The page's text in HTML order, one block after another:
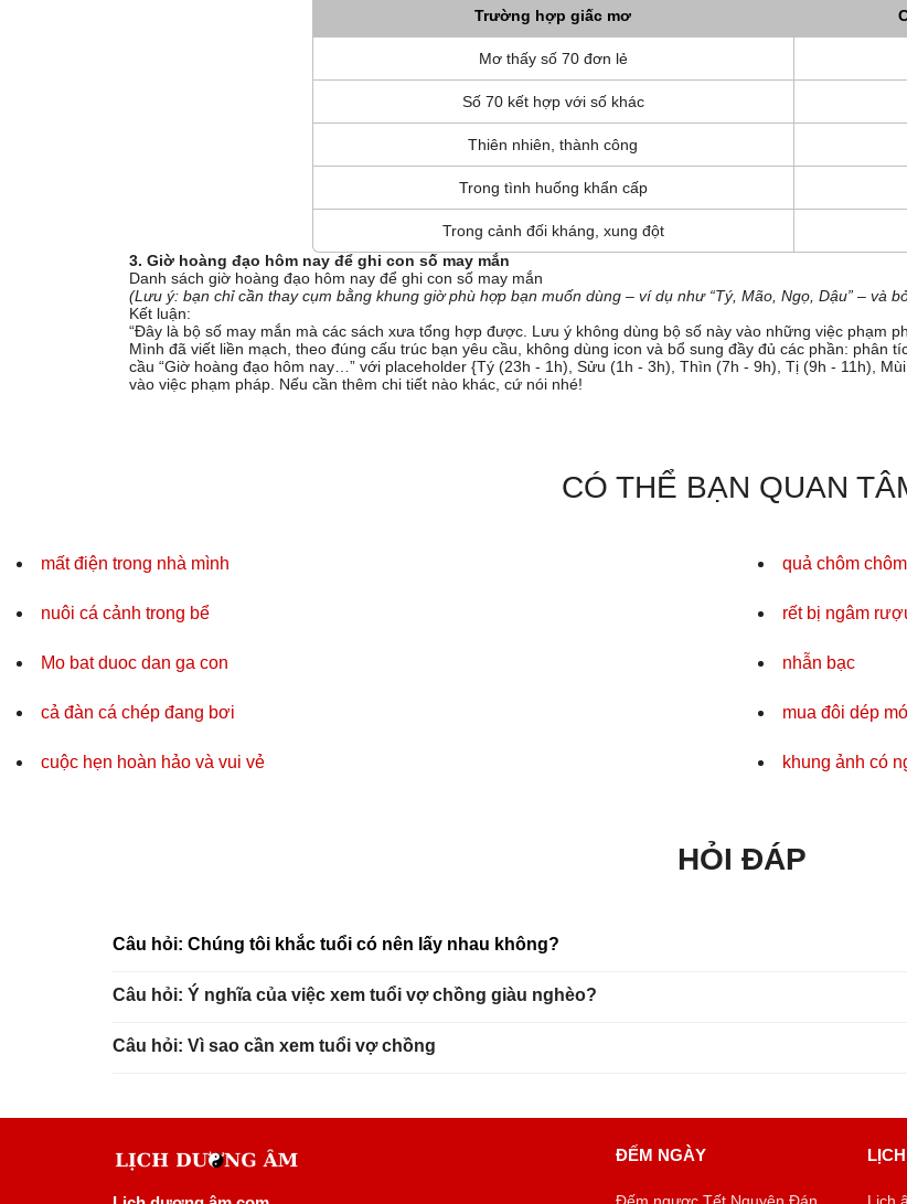
Trường hợp giấc mơ
Mơ thấy số 70 đơn lẻ
Số 70 kết hợp với số khác
Thiên nhiên, thành công
Trong tình huống khẩn cấp
Trong cảnh đối kháng, xung đột
3. Giờ hoàng đạo hôm nay để ghi con số may mắn
Danh sách giờ hoàng đạo hôm nay để ghi con số may mắn
(Lưu ý: bạn chỉ cần thay cụm bằng khung giờ phù hợp bạn muốn dùng – ví dụ như “Tý, Mão, Ngọ, Dậu” – và
Kết luận:
“Đây là bộ số may mắn mà các sách xưa tổng hợp được. Lưu ý không dùng bộ số này vào những việc phạm
Mình đã viết liền mạch, theo đúng cấu trúc bạn yêu cầu, không dùng icon và bổ sung đầy đủ các phần: phân
cầu “Giờ hoàng đạo hôm nay…” với placeholder {Tý (23h - 1h), Sửu (1h - 3h), Thìn (7h - 9h), Tị (9h - 11h),
vào việc phạm pháp. Nếu cần thêm chi tiết nào khác, cứ nói nhé!
CÓ THỂ BẠN QUAN
mất điện trong nhà mình
nuôi cá cảnh trong bể
Mo bat duoc dan ga con
cả đàn cá chép đang bơi
cuộc hẹn hoàn hảo và vui vẻ
quả chôm
rết bị ngâm
nhẫn bạc
mua đôi dép
khung ảnh có
HỎI ĐÁP
Câu hỏi: Chúng tôi khắc tuổi có nên lấy nhau không?
Câu hỏi: Ý nghĩa của việc xem tuổi vợ chồng giàu nghèo?
Câu hỏi: Vì sao cần xem tuổi vợ chồng
ĐẾM NGÀY